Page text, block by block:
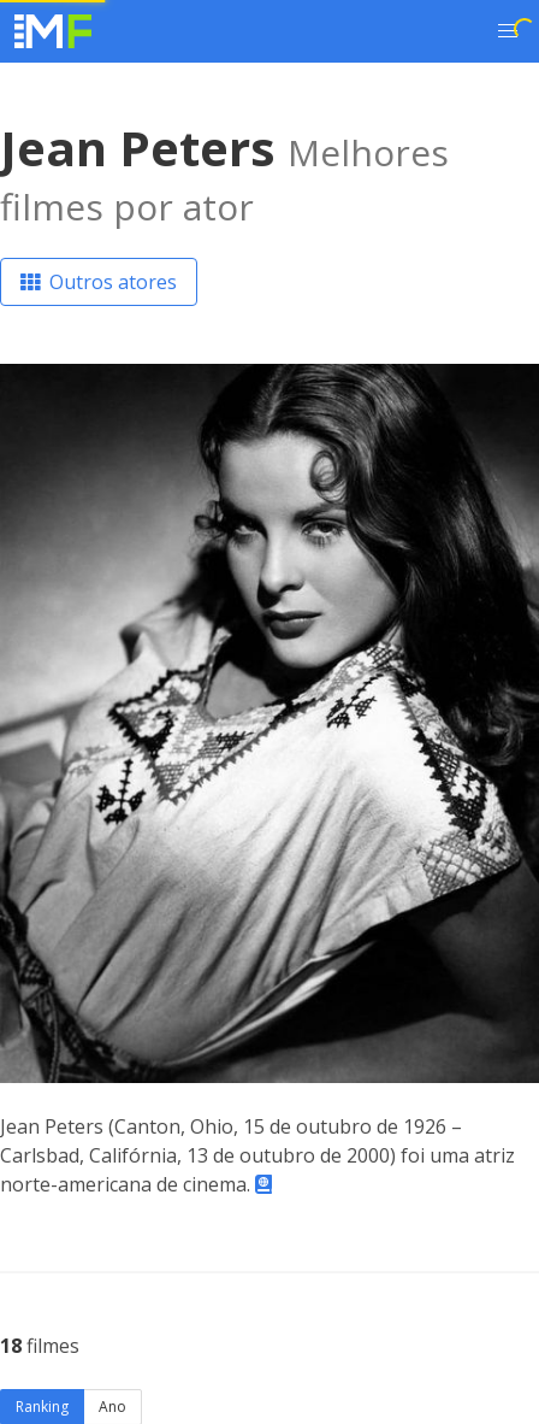
Jean Peters Melhores
filmes por ator
Outros atores
Jean Peters (Canton, Ohio, 15 de outubro de 1926 –
Carlsbad, Califórnia, 13 de outubro de 2000) foi uma atriz
norte-americana de cinema.
18filmes
Ranking Ano